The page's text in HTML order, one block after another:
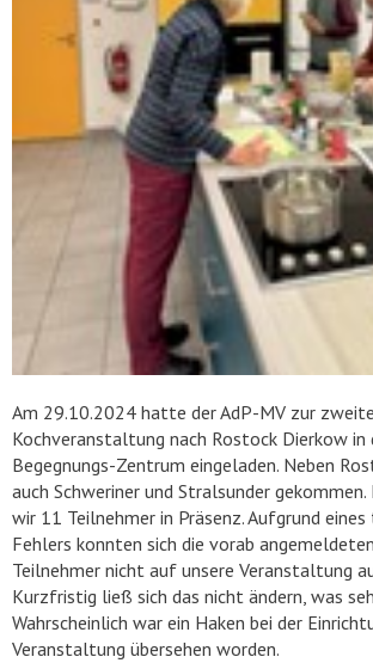
Am 29.10.2024 hatte der AdP-MV zur
Kochveranstaltung nach Rostock Dierkow
Begegnungs-Zentrum eingeladen. Neben
auch Schweriner und Stralsunder
wir 11 Teilnehmer in Präsenz. Aufgrund eines
Fehlers konnten sich die vorab
Teilnehmer nicht auf unsere Veranstaltung
Kurzfristig ließ sich das nicht ändern, was
Wahrscheinlich war ein Haken bei der
Veranstaltung übersehen worden.